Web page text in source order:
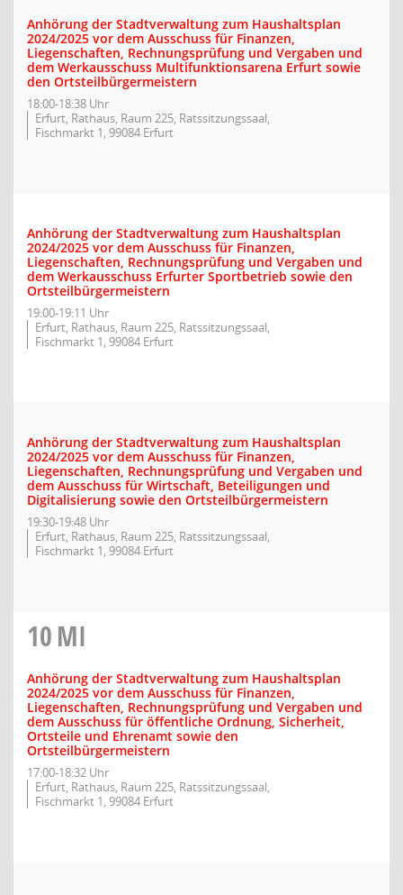
Anhörung der Stadtverwaltung zum Haushaltsplan
2024/2025 vor dem Ausschuss für Finanzen,
Liegenschaften, Rechnungsprüfung und Vergaben und
dem Werkausschuss Multifunktionsarena Erfurt sowie
den Ortsteilbürgermeistern
18:00-18:38 Uhr
Erfurt, Rathaus, Raum 225, Ratssitzungssaal,
Fischmarkt 1, 99084 Erfurt
Anhörung der Stadtverwaltung zum Haushaltsplan
2024/2025 vor dem Ausschuss für Finanzen,
Liegenschaften, Rechnungsprüfung und Vergaben und
dem Werkausschuss Erfurter Sportbetrieb sowie den
Ortsteilbürgermeistern
19:00-19:11 Uhr
Erfurt, Rathaus, Raum 225, Ratssitzungssaal,
Fischmarkt 1, 99084 Erfurt
Anhörung der Stadtverwaltung zum Haushaltsplan
2024/2025 vor dem Ausschuss für Finanzen,
Liegenschaften, Rechnungsprüfung und Vergaben und
dem Ausschuss für Wirtschaft, Beteiligungen und
Digitalisierung sowie den Ortsteilbürgermeistern
19:30-19:48 Uhr
Erfurt, Rathaus, Raum 225, Ratssitzungssaal,
Fischmarkt 1, 99084 Erfurt
10MI
Anhörung der Stadtverwaltung zum Haushaltsplan
2024/2025 vor dem Ausschuss für Finanzen,
Liegenschaften, Rechnungsprüfung und Vergaben und
dem Ausschuss für öffentliche Ordnung, Sicherheit,
Ortsteile und Ehrenamt sowie den
Ortsteilbürgermeistern
17:00-18:32 Uhr
Erfurt, Rathaus, Raum 225, Ratssitzungssaal,
Fischmarkt 1, 99084 Erfurt